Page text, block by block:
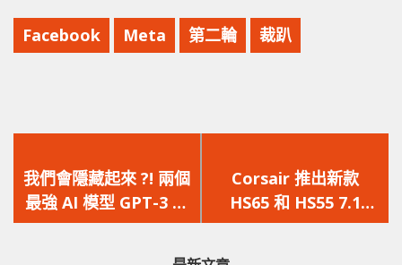
Facebook Meta 第二輪 裁趴
一
篇
文
我們會隱藏起來 ?! 兩個
最強 AI 模型 GPT-3 與
J1 Jumbo 的聊天測試
一
篇
文
Corsair 推出新款
HS65 和 HS55 7.1
WIRELESS 遊戲耳機